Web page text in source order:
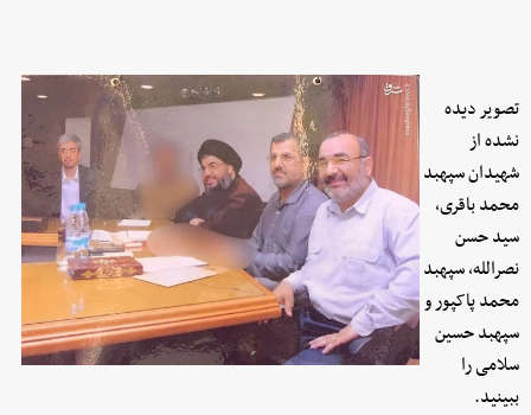
تصویر دیده
نشده از
شهیدان سپهبد
محمد باقری،
سید حسن
نصرالله، سپهبد
محمد پاکپور و
سپهبد حسین
سلامی را
ببینید.